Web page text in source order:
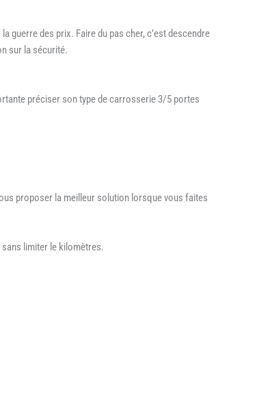
guerre des prix. Faire du pas cher, c’est descendre
sur la sécurité.
préciser son type de carrosserie 3/5 portes
proposer la meilleur solution lorsque vous faites
limiter le kilomètres.